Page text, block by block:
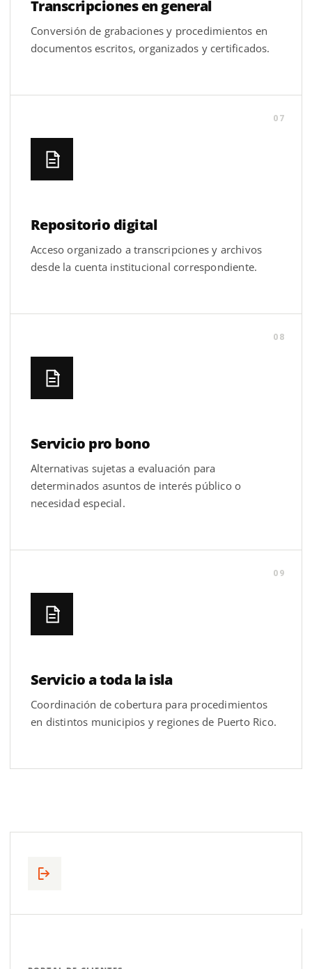
Transcripciones en general
Conversión de grabaciones y procedimientos en
documentos escritos, organizados y certificados.
07
Repositorio digital
Acceso organizado a transcripciones y archivos
desde la cuenta institucional correspondiente.
08
Servicio pro bono
Alternativas sujetas a evaluación para
determinados asuntos de interés público o
necesidad especial.
09
Servicio a toda la isla
Coordinación de cobertura para procedimientos
en distintos municipios y regiones de Puerto Rico.